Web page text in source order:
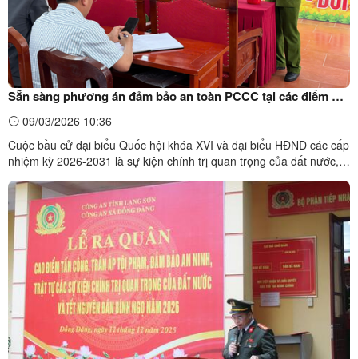
Sẵn sàng phương án đảm bảo an toàn PCCC tại các điểm bỏ
phiếu
09/03/2026 10:36
Cuộc bầu cử đại biểu Quốc hội khóa XVI và đại biểu HĐND các cấp
nhiệm kỳ 2026-2031 là sự kiện chính trị quan trọng của đất nước,
ngày hội lớn của toàn dân. Nhận thức rõ ý nghĩa đặc biệt của sự
kiện này, thời gian qua, Đội Chữa cháy và cứu nạn cứu hộ
(CC&CNCH) khu vực I, Phòng Cảnh sát PCCC và CNCH ...